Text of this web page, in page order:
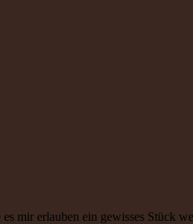
mir erlauben ein gewisses Stück